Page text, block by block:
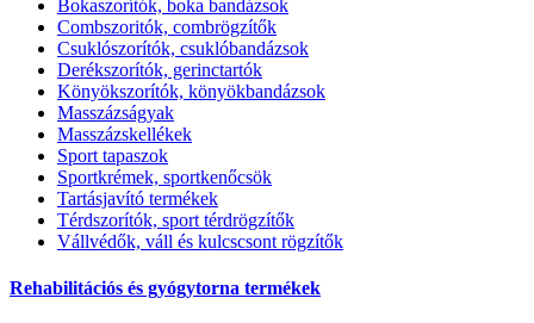
Bokaszorítók, boka bandázsok
Combszoritók, combrögzítők
Csuklószorítók, csuklóbandázsok
Derékszorítók, gerinctartók
Könyökszorítók, könyökbandázsok
Masszázságyak
Masszázskellékek
Sport tapaszok
Sportkrémek, sportkenőcsök
Tartásjavító termékek
Térdszorítók, sport térdrögzítők
Vállvédők, váll és kulcscsont rögzítők
Rehabilitációs és gyógytorna termékek